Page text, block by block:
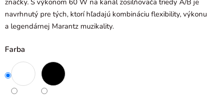
značky. S výkonom 60 W na kanál zosilňovača triedy A/B je
navrhnutý pre tých, ktorí hľadajú kombináciu flexibility, výkonu
a legendárnej Marantz muzikality.
Farba